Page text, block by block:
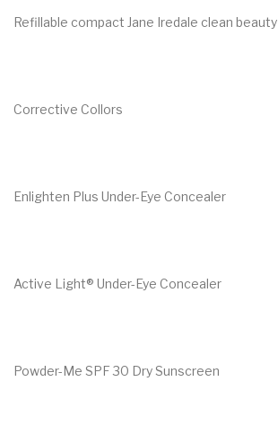
Refillable compact Jane Iredale clean beauty
Corrective Collors
Enlighten Plus Under-Eye Concealer
Active Light® Under-Eye Concealer
Powder-Me SPF 30 Dry Sunscreen